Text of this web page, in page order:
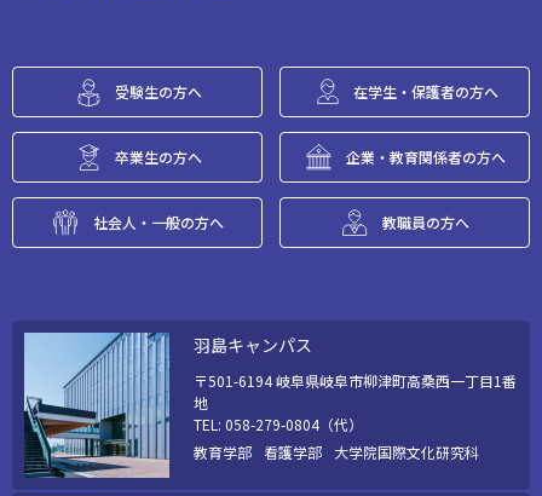
受験生の方へ 在学生・保護者の方へ
卒業生の方へ 企業・教育関係者の方へ
社会人・一般の方へ 教職員の方へ
羽島キャンパス
〒501-6194 岐阜県岐阜市柳津町高桑西一丁目1番
地
TEL: 058-279-0804（代）
教育学部
看護学部 大学院国際文化研究科